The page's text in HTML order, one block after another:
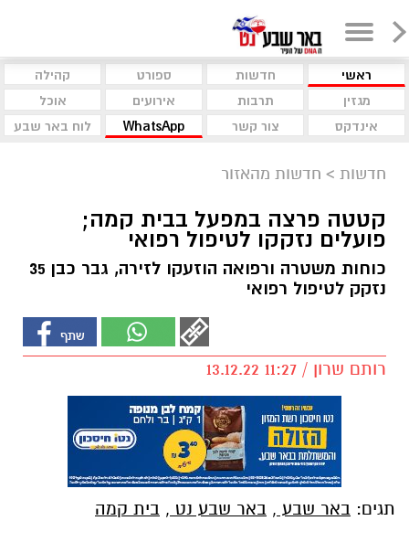
ראשי חדשות ספורט
קהילה
מגזין
תרבות אירועים
אוכל
אינדקס
צור קשר WhatsApp לוח באר שבע
חדשות > חדשות מהאזור
קטטה פרצה במפעל בבית קמה;
פועלים נזקקו לטיפול רפואי
כוחות משטרה ורפואה הוזעקו לזירה, גבר כבן 35
נזקק לטיפול רפואי
רותם שרון / 11:27 13.12.22
תגים: באר שבע , באר שבע נט , בית קמה